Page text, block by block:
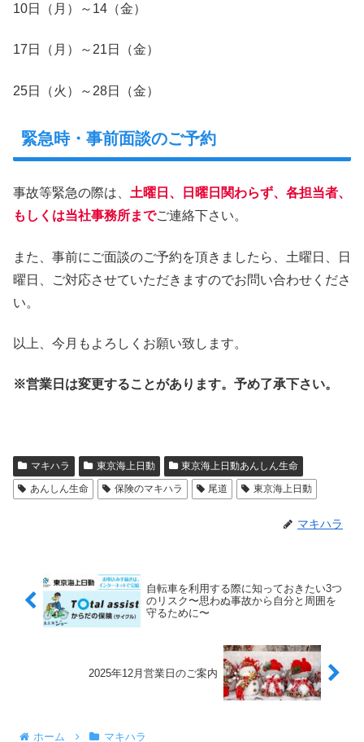
10日（月）～14（金）
17日（月）～21日（金）
25日（火）～28日（金）
緊急時・事前面談のご予約
事故等緊急の際は、 土曜日、日曜日関わらず、各担当者、
もしくは当社事務所までご連絡下さい。
また、事前にご面談のご予約を頂きましたら、土曜日、日
曜日、ご対応させていただきますのでお問い合わせくださ
い。
以上、今月もよろしくお願い致します。
※営業日は変更することがあります。予め了承下さい。
マキハラ 東京海上日動
東京海上日動あんしん生命
あんしん生命
保険のマキハラ 尾道 東京海上日動
マキハラ
自転車を利用する際に知っておきたい3つ
のリスク〜思わぬ事故から自分と周囲を
守るために〜
2025年12月営業日のご案内
ホーム マキハラ